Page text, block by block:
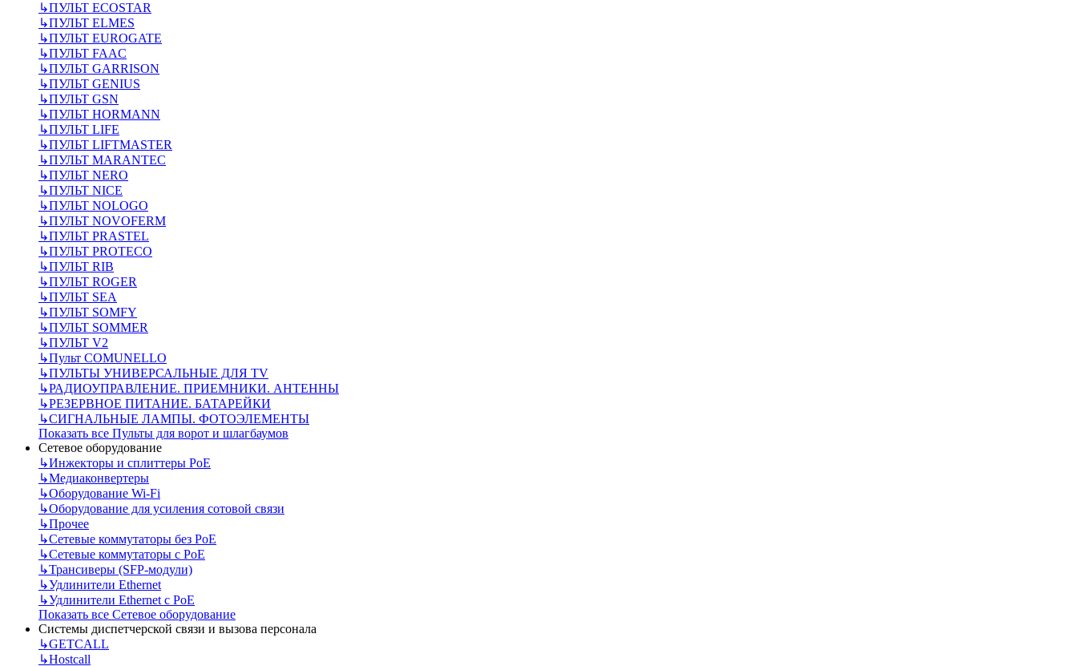
↳ПУЛЬТ ECOSTAR
↳ПУЛЬТ ELMES
↳ПУЛЬТ EUROGATE
↳ПУЛЬТ FAAC
↳ПУЛЬТ GARRISON
↳ПУЛЬТ GENIUS
↳ПУЛЬТ GSN
↳ПУЛЬТ HORMANN
↳ПУЛЬТ LIFE
↳ПУЛЬТ LIFTMASTER
↳ПУЛЬТ MARANTEC
↳ПУЛЬТ NERO
↳ПУЛЬТ NICE
↳ПУЛЬТ NOLOGO
↳ПУЛЬТ NOVOFERM
↳ПУЛЬТ PRASTEL
↳ПУЛЬТ PROTECO
↳ПУЛЬТ RIB
↳ПУЛЬТ ROGER
↳ПУЛЬТ SEA
↳ПУЛЬТ SOMFY
↳ПУЛЬТ SOMMER
↳ПУЛЬТ V2
↳Пульт СOMUNELLO
↳ПУЛЬТЫ УНИВЕРСАЛЬНЫЕ ДЛЯ TV
↳РАДИОУПРАВЛЕНИЕ. ПРИЕМНИКИ. АНТЕННЫ
↳РЕЗЕРВНОЕ ПИТАНИЕ. БАТАРЕЙКИ
↳СИГНАЛЬНЫЕ ЛАМПЫ. ФОТОЭЛЕМЕНТЫ
Показать все Пульты для ворот и шлагбаумов
Сетевое оборудование
↳Инжекторы и сплиттеры РоЕ
↳Медиаконвертеры
↳Оборудование Wi-Fi
↳Оборудование для усиления сотовой связи
↳Прочее
↳Сетевые коммутаторы без РоЕ
↳Сетевые коммутаторы с РоЕ
↳Трансиверы (SFP-модули)
↳Удлинители Ethernet
↳Удлинители Ethernet с PoE
Показать все Сетевое оборудование
Системы диспетчерской связи и вызова персонала
↳GETCALL
↳Hostcall